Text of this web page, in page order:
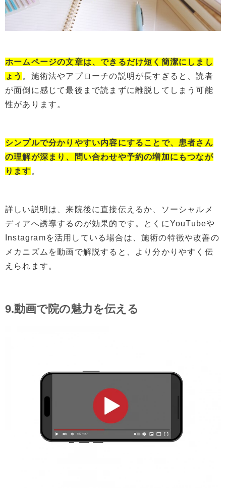
ホームページの文章は、できるだけ短く簡潔にしまし
ょう 。施術法やアプローチの説明が長すぎると、読者
が面倒に感じて最後まで読まずに離脱してしまう可能
性があります。
シンプルで分かりやすい内容にすることで、患者さん
の理解が深まり、問い合わせや予約の増加にもつなが
ります 。
詳しい説明は、来院後に直接伝えるか、ソーシャルメ
ディアへ誘導するのが効果的です。とくにYouTubeや
Instagramを活用している場合は、施術の特徴や改善の
メカニズムを動画で解説すると、より分かりやすく伝
えられます。
9.動画で院の魅力を伝える